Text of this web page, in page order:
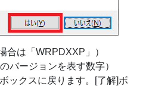
合は「WRPDXXP」）
バージョンを表す数字）
ックスに戻ります。[了解]ボ